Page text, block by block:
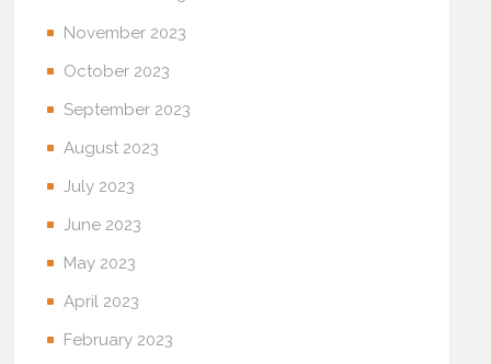
November 2023
October 2023
September 2023
August 2023
July 2023
June 2023
May 2023
April 2023
February 2023